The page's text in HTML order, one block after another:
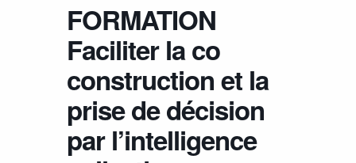
FORMATION
Faciliter la co
construction et la
prise de décision
par l’intelligence